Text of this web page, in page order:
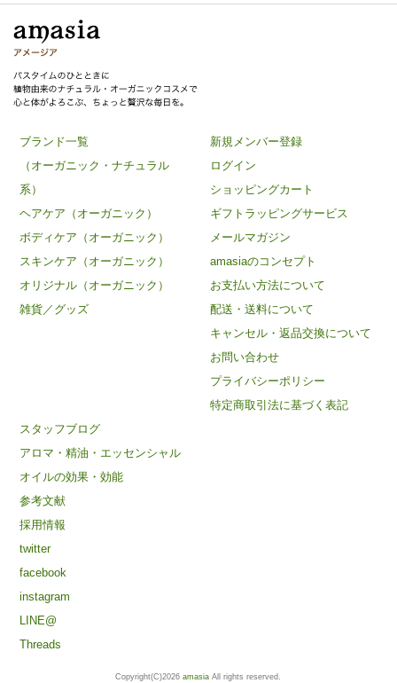
ブランド一覧
（オーガニック・ナチュラル
系）
ヘアケア（オーガニック）
ボディケア（オーガニック）
スキンケア（オーガニック）
オリジナル（オーガニック）
雑貨／グッズ
新規メンバー登録
ログイン
ショッピングカート
ギフトラッピングサービス
メールマガジン
amasiaのコンセプト
お支払い方法について
配送・送料について
キャンセル・返品交換について
お問い合わせ
プライバシーポリシー
特定商取引法に基づく表記
スタッフブログ
アロマ・精油・エッセンシャル
オイルの効果・効能
参考文献
採用情報
twitter
facebook
instagram
LINE@
Threads
Copyright(C)2026amasia All rights reserved.